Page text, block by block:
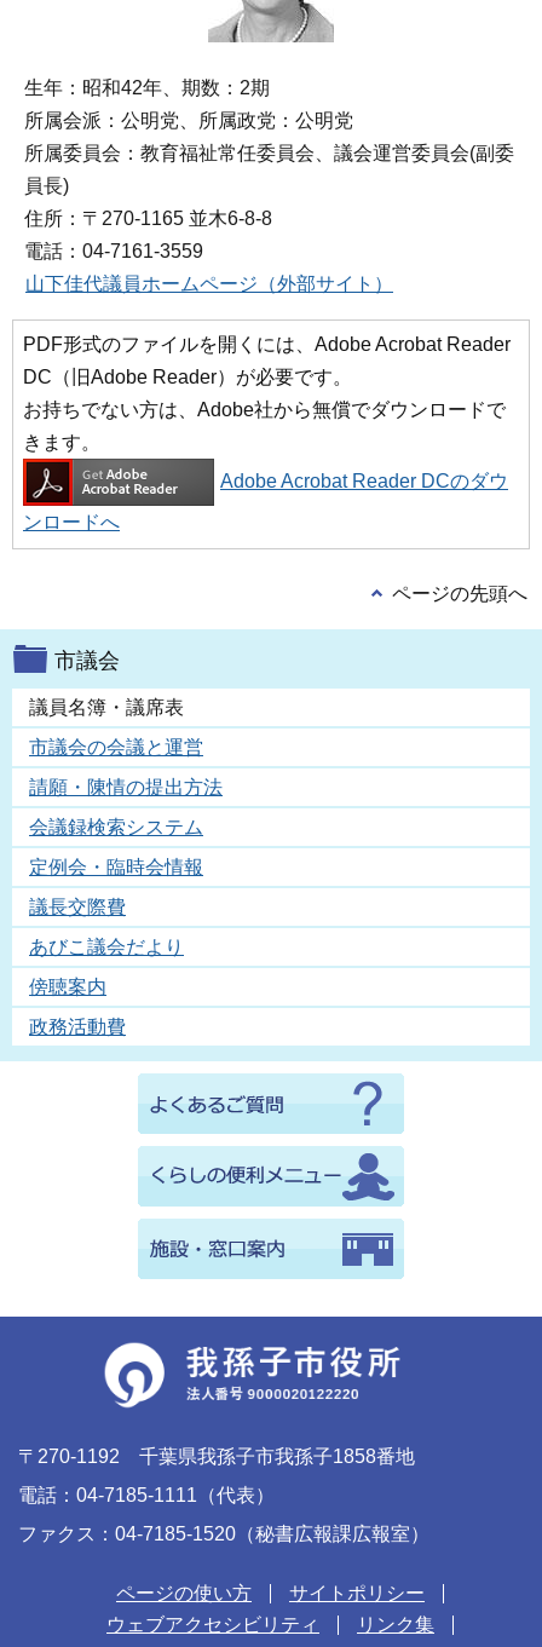
生年：昭和42年、期数：2期
所属会派：公明党、所属政党：公明党
所属委員会：教育福祉常任委員会、議会運営委員会(副委
員長)
住所：〒270‐1165 並木6-8-8
電話：04-7161-3559
山下佳代議員ホームページ（外部サイト）
PDF形式のファイルを開くには、Adobe Acrobat Reader
DC（旧Adobe Reader）が必要です。
お持ちでない方は、Adobe社から無償でダウンロードで
きます。
Adobe Acrobat Reader DCのダウ
ンロードへ
ページの先頭へ
市議会
議員名簿・議席表
市議会の会議と運営
請願・陳情の提出方法
会議録検索システム
定例会・臨時会情報
議長交際費
あびこ議会だより
傍聴案内
政務活動費
〒270-1192 千葉県我孫子市我孫子1858番地
電話：04-7185-1111（代表）
ファクス：04-7185-1520（秘書広報課広報室）
ページの使い方
サイトポリシー
ウェブアクセシビリティ
リンク集